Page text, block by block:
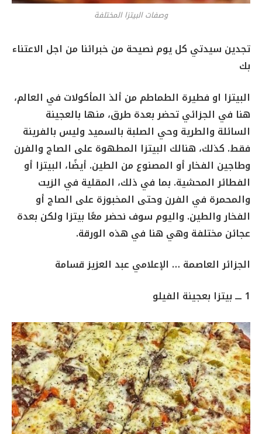
وصفات البيتزا المختلفة
تجدين سيدتي كل يوم نصيحة من خبرائنا من اجل الاعتناء
بك
البيتزا او فطيرة الطماطم من ألذ المأكولات في العالم،
هنا في الجزائي تحضر بعدة طرق، منها بالعجينة
السائلة والطرية وحي الصلبة بالسميد وليس بالفرينة
فقط. كذلك، هنالك البيتزا المطهوة على الصاج والفرن
وطاجين الفخار أو المصنوع من الطين. أيضًا، البيتزا أو
الفطائر المحشية. بما في ذلك، المقلية في الزيت
والمحمرة في الفرن وحتى المخبوزة على الصاج أو
الفخار والطين. واليوم سوف نحضر معًا بيتزا ولكن بعدة
عجائن مختلفة وهي هنا في هذه الورقة.
الجزائر العاصمة … الإعلامي عبد العزيز قسامة
1 ـــ بيتزا بعجينة الفيلو